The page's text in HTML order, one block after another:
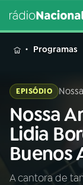
MENU
Buscar
na
Rádio
Nacional
Programas
EPISÓDIO
Nossa
Lidia
Buenos
A cantora de